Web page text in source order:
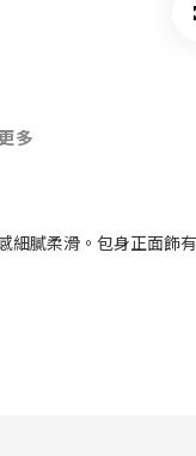
多
膩柔滑。包身正面飾